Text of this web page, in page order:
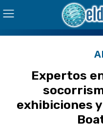
Expertos
exhibiciones